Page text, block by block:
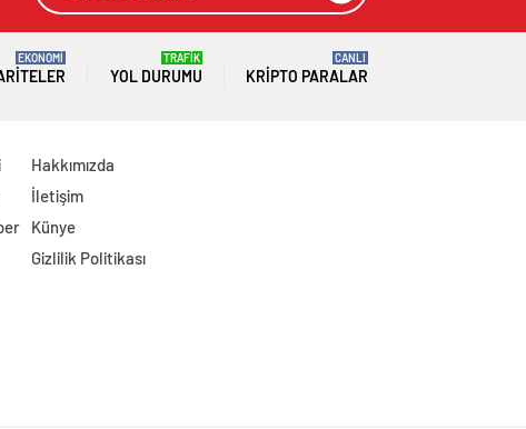
EKONOMİ
YOL DURUMU
TRAFİK
KRIPTO PARALAR
CANLI
Hakkımızda
İletişim
Künye
Gizlilik Politikası